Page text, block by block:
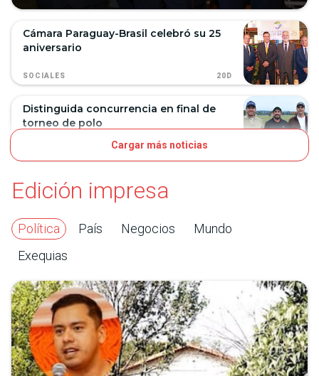
Cámara Paraguay-Brasil celebró su 25
aniversario
SOCIALES 20D
Distinguida concurrencia en final de
torneo de polo
Cargar más noticias
Edición impresa
Política País Negocios
Mundo
Exequias